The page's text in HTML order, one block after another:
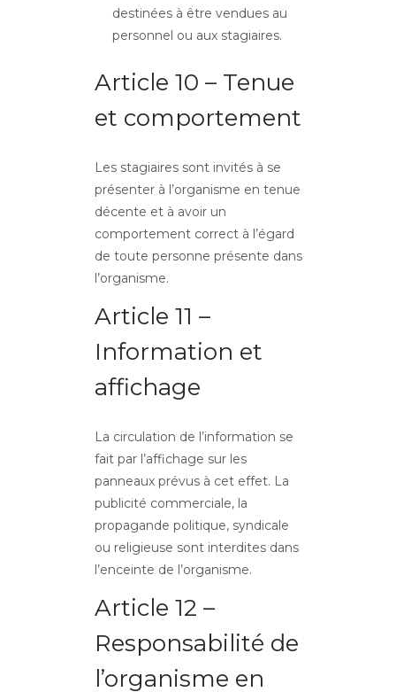
destinées à être vendues au
personnel ou aux stagiaires.
Article 10 – Tenue
et comportement
Les stagiaires sont invités à se
présenter à l’organisme en tenue
décente et à avoir un
comportement correct à l’égard
de toute personne présente dans
l’organisme.
Article 11 –
Information et
affichage
La circulation de l’information se
fait par l’affichage sur les
panneaux prévus à cet effet. La
publicité commerciale, la
propagande politique, syndicale
ou religieuse sont interdites dans
l’enceinte de l’organisme.
Article 12 –
Responsabilité de
l’organisme en